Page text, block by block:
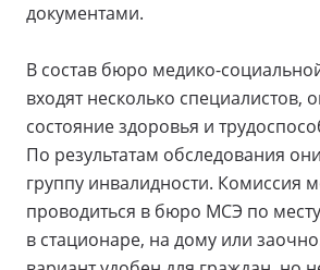
документами.
В состав бюро медико-
входят несколько специалистов,
состояние здоровья и
По результатам обследования
группу инвалидности. Комиссия
проводиться в бюро МСЭ по
в стационаре, на дому или